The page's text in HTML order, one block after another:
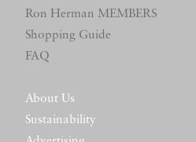
Ron Herman MEMBERS
Shopping Guide
FAQ
About Us
Sustainability